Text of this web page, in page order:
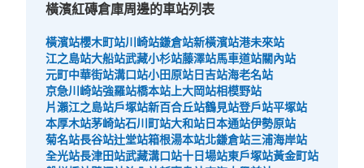
大的:5/ ¥600中等的:11/ ¥500小的:21 / ¥400
現金, ICカード
查看此投幣式儲物櫃的位置
日本大通り駅 大さん橋入口付近コインロ
橫濱紅磚倉庫周邊的車站列表
橫濱站櫻木町站川崎站鎌倉站新橫濱站港未來站
江之島站大船站武藏小杉站藤澤站馬車道站關內站
元町中華街站溝口站小田原站日吉站海老名站
京急川崎站強羅站橋本站 上大岡站相模野站
片瀨江之島站戶塚站新百合丘站鶴見站登戶站平塚站
本厚木站茅崎站石川町站大和站日本通站伊勢原站
菊名站長谷站辻堂站箱根湯本站北鎌倉站三浦海岸站
全光站長津田站武藏溝口站十日場站東戶塚站黃金町站